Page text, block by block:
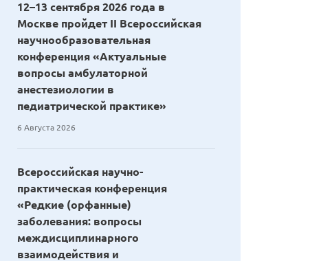
12–13 сентября 2026 года в
Москве пройдет II Всероссийская
научнообразовательная
конференция «Актуальные
вопросы амбулаторной
анестезиологии в
педиатрической практике»
6 Августа 2026
Всероссийская научно-
практическая конференция
«Редкие (орфанные)
заболевания: вопросы
междисциплинарного
взаимодействия и